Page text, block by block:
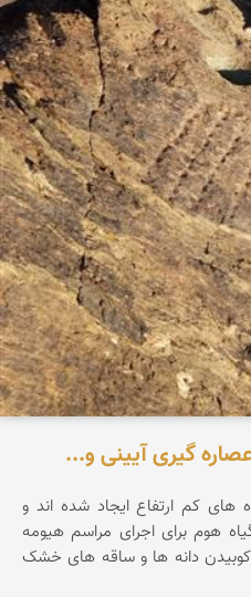
های کم ارتفاع ایجاد شده اند و
هوم برای اجرای مراسم هیومه
کوبیدن دانه ها و ساقه های خشک